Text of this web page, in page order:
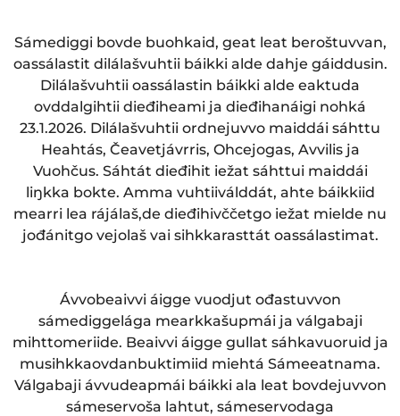
Sámediggi bovde buohkaid, geat leat beroštuvvan,
oassálastit dilálašvuhtii báikki alde dahje gáiddusin.
Dilálašvuhtii oassálastin báikki alde eaktuda
ovddalgihtii dieđiheami ja dieđihanáigi nohká
23.1.2026. Dilálašvuhtii ordnejuvvo maiddái sáhttu
Heahtás, Čeavetjávrris, Ohcejogas, Avvilis ja
Vuohčus. Sáhtát dieđihit iežat sáhttui maiddái
liŋkka bokte. Amma vuhtiiválddát, ahte báikkiid
mearri lea rájálaš,de dieđihivččetgo iežat mielde nu
jođánitgo vejolaš vai sihkkarasttát oassálastimat.
Ávvobeaivvi áigge vuodjut ođastuvvon
sámediggelága mearkkašupmái ja válgabaji
mihttomeriide. Beaivvi áigge gullat sáhkavuoruid ja
musihkkaovdanbuktimiid miehtá Sámeeatnama.
Válgabaji ávvudeapmái báikki ala leat bovdejuvvon
sámeservoša lahtut, sámeservodaga